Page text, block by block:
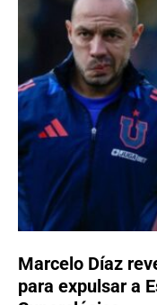
Marcelo Díaz
para expulsar a